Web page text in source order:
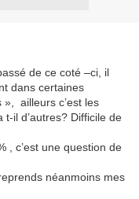
de ce coté –ci, il
dans certaines
», ailleurs c’est les
il d’autres? Difficile de
, c’est une question de
néanmoins mes